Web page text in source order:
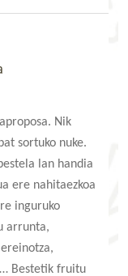
Nik
sortuko nuke.
lan handia
ere nahitaezkoa
inguruko
arrunta,
Bestetik fruitu